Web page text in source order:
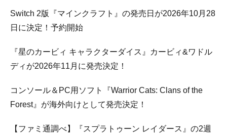
Switch 2版『マインクラフト』の発売日が2026年10月28
日に決定！予約開始
『星のカービィ キャラクターダイス』カービィ&ワドル
ディが2026年11月に発売決定！
コンソール＆PC用ソフト『Warrior Cats: Clans of the
Forest』が海外向けとして発売決定！
【ファミ通調べ】『スプラトゥーン レイダース』の2週